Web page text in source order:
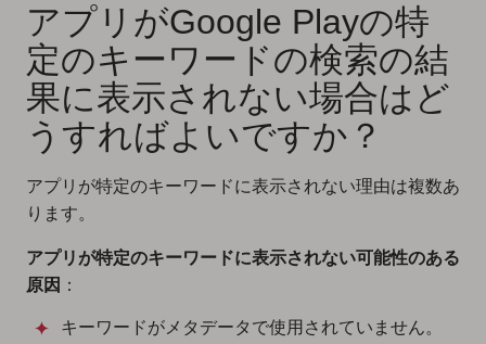
アプリがGoogle Playの特
定のキーワードの検索の結
果に表示されない場合はど
うすればよいですか？
アプリが特定のキーワードに表示されない理由は複数あ
ります。
アプリが特定のキーワードに表示されない可能性のある
原因 ：
キーワードがメタデータで使用されていません。